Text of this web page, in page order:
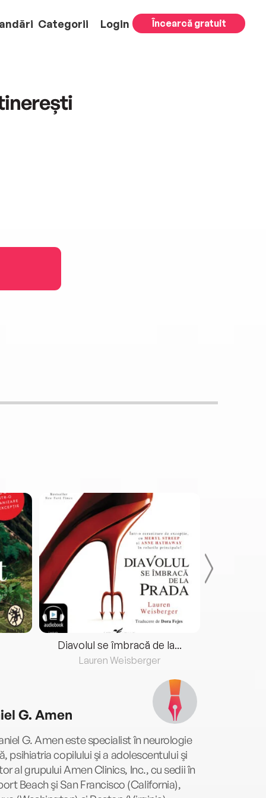
Categorii Login Încearcă gratuit
Diavolul se îmbracă de la...
Lauren Weisberger
G. Amen
G. Amen este specialist în neurologie
psihiatria copilului şi a adolescentului şi
al grupului Amen Clinics, Inc., cu sedii în
Beach şi San Francisco (California),